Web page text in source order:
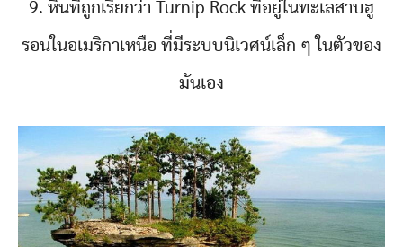
9. หินที่ถูกเรียกว่า Turnip Rock ที่อยู่ในทะเลสาบฮู
รอนในอเมริกาเหนือ ที่มีระบบนิเวศน์เล็ก ๆ ในตัวของ
มันเอง